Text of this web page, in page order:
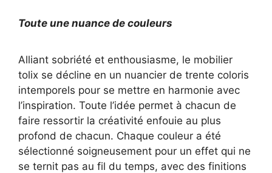
Toute une nuance de couleurs
Alliant sobriété et enthousiasme, le mobilier
tolix se décline en un nuancier de trente coloris
intemporels pour se mettre en harmonie avec
l’inspiration. Toute l’idée permet à chacun de
faire ressortir la créativité enfouie au plus
profond de chacun. Chaque couleur a été
sélectionné soigneusement pour un effet qui ne
se ternit pas au fil du temps, avec des finitions